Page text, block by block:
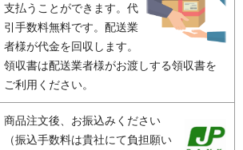
支払うことができます。代
引手数料無料です。配送業
者様が代金を回収します。
領収書は配送業者様がお渡しする領収書を
ご利用ください。
商品注文後、お振込みください
（振込手数料は貴社にて負担願い